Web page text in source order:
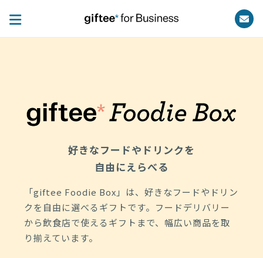
好きなフードやドリンクを
自由にえらべる
「giftee Foodie Box」は、好きなフードやドリン
クを自由に選べるギフトです。フードデリバリー
から飲食店で使えるギフトまで、幅広い商品を取
り揃えています。